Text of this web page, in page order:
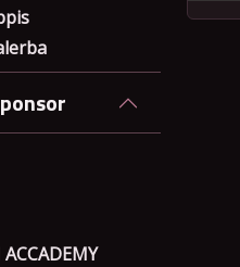
Mauri
Crescenzo
Zambarelli